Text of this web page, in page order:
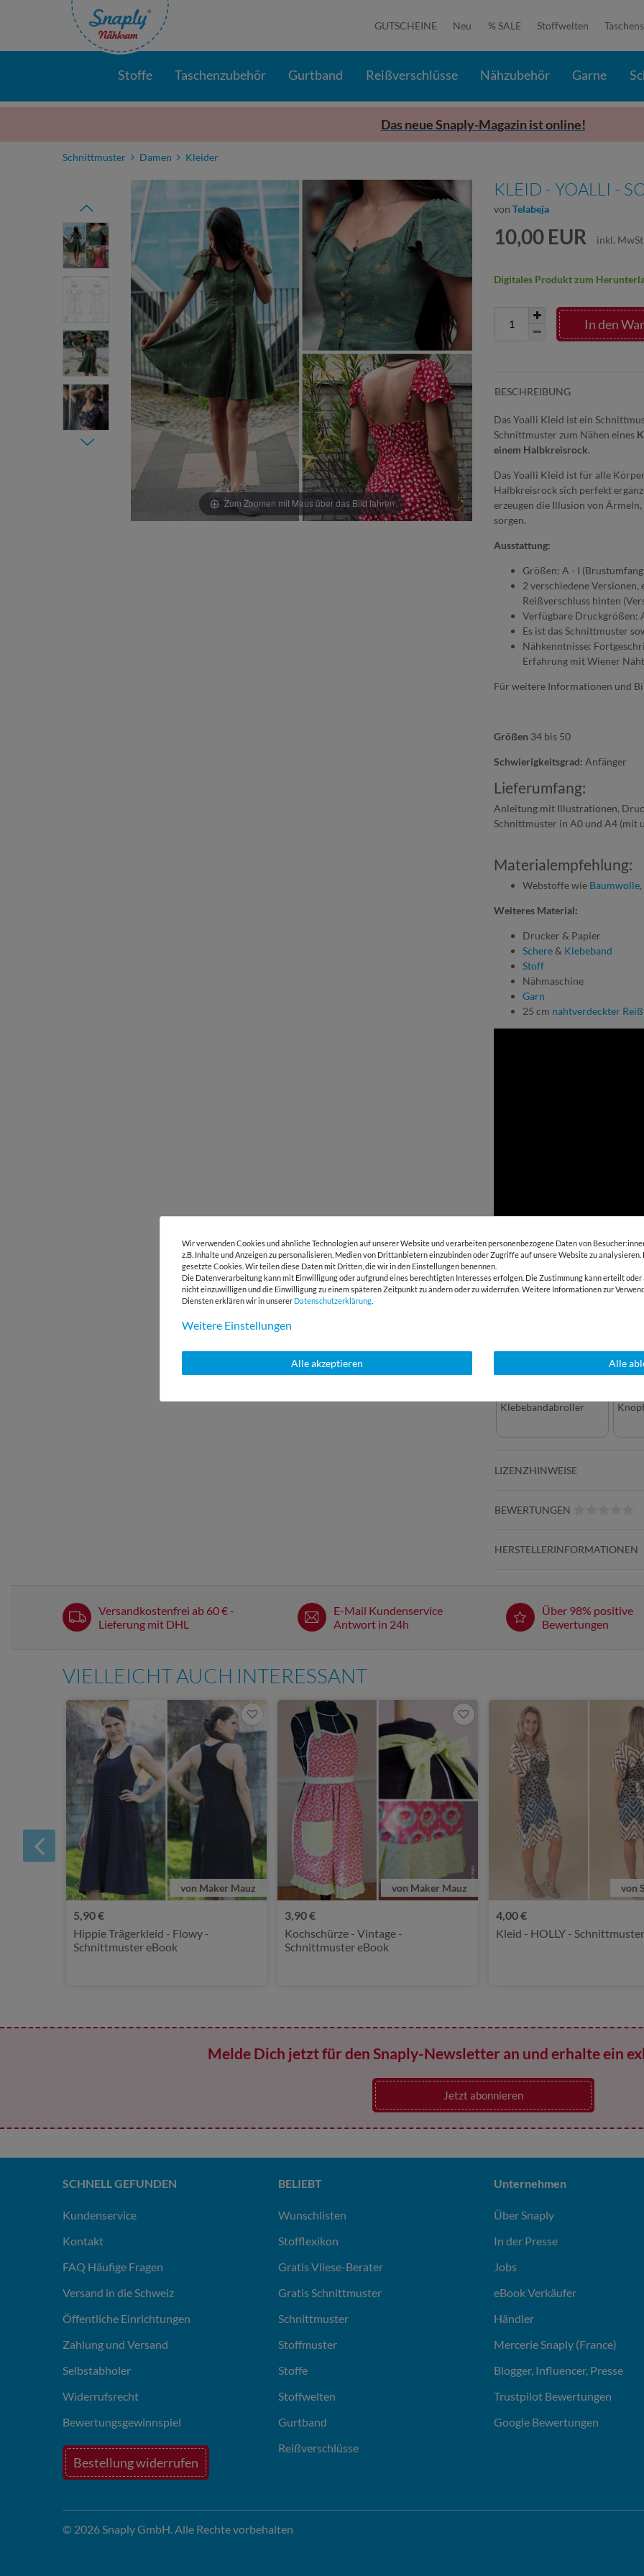
GUTSCHEINE Neu % SALE Stoffwelten
Stoffe Taschenzubehör Gurtband Reißverschlüsse Nähzubehör Garne
Das neue Snaply-Magazin ist online!
Schnittmuster Damen Kleider
Zum Zoomen mit Maus über das Bild fahren
KLEID - YOALLI -
von Telabeja
10,00 EUR inkl. MwSt.
In den
Digitales Produkt zum
BESCHREIBUNG
Das Yoalli Kleid ist ein
Schnittmuster zum Nähen eines
einem Halbkreisrock.
Das Yoalli Kleid ist für alle
Halbkreisrock sich perfekt
erzeugen die Illusion von
sorgen.
Ausstattung:
Größen: A - I
2 verschiedene
Reißverschluss hinten
Verfügbare Druckgrößen:
Es ist das Schnittmuster
Nähkenntnisse:
Erfahrung mit Wiener
Für weitere Informationen und
Größen 34 bis 50
Schwierigkeitsgrad: Anfänger
Lieferumfang:
Anleitung mit Illustrationen,
Schnittmuster in A0 und A4 (mit
Materialempfehlung:
Webstoffe wie Baumwolle,
Weiteres Material:
Drucker & Papier
Schere& Klebeband
Stoff
Nähmaschine
Garn
25 cm nahtverdeckter
ANDERE KUNDEN KAUFTEN
Klebebandabroller
LIZENZHINWEISE
BEWERTUNGEN
HERSTELLERINFORMATIONEN
Versandkostenfrei ab 60 € -
Lieferung mit DHL
E-Mail Kundenservice
Antwort in 24h
Über 98% positive
Bewertungen
VIELLEICHT AUCH INTERESSANT
von Maker Mauz
5,90 €
Hippie Trägerkleid - Flowy -
Schnittmuster eBook
von Maker Mauz
3,90 €
Kochschürze - Vintage -
Schnittmuster eBook
von
4,00 €
Kleid - HOLLY -
Melde Dich jetzt für den Snaply-Newsletter an und erhalte ein
Jetzt abonnieren
Wir verwenden Cookies und ähnliche Technologien auf unserer Website und verarbeiten personenbezogene Daten von
z.B. Inhalte und Anzeigen zu personalisieren, Medien von Drittanbietern einzubinden oder Zugriffe auf unsere Website zu
gesetzte Cookies. Wir teilen diese Daten mit Dritten, die wir in den Einstellungen benennen.
Die Datenverarbeitung kann mit Einwilligung oder aufgrund eines berechtigten Interesses erfolgen. Die Zustimmung kann erteilt oder
nicht einzuwilligen und die Einwilligung zu einem späteren Zeitpunkt zu ändern oder zu widerrufen. Weitere Informationen zur
Diensten erklären wir in unserer Daten­schutz­erklärung
Weitere Einstellungen
Alle akzeptieren Alle
SCHNELL GEFUNDEN
Kundenservice
Kontakt
FAQ Häufige Fragen
Versand in die Schweiz
Öffentliche Einrichtungen
Zahlung und Versand
Selbstabholer
Widerrufsrecht
Bewertungsgewinnspiel
Bestellung widerrufen
BELIEBT
Wunschlisten
Stofflexikon
Gratis Vliese-Berater
Gratis Schnittmuster
Schnittmuster
Stoffmuster
Stoffe
Stoffwelten
Gurtband
Reißverschlüsse
Unternehmen
Über Snaply
In der Presse
Jobs
eBook Verkäufer
Händler
Mercerie Snaply (France)
Blogger, Influencer, Presse
Trustpilot Bewertungen
Google Bewertungen
© 2026 Snaply GmbH. Alle Rechte vorbehalten